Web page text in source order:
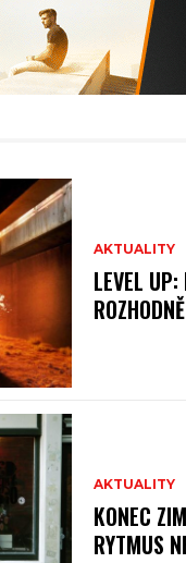
AKTUALITY
LEVEL
AKTUALITY
KONEC
RYTMUS